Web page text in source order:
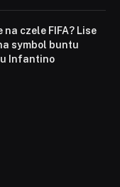
czele FIFA? Lise
symbol buntu
Infantino